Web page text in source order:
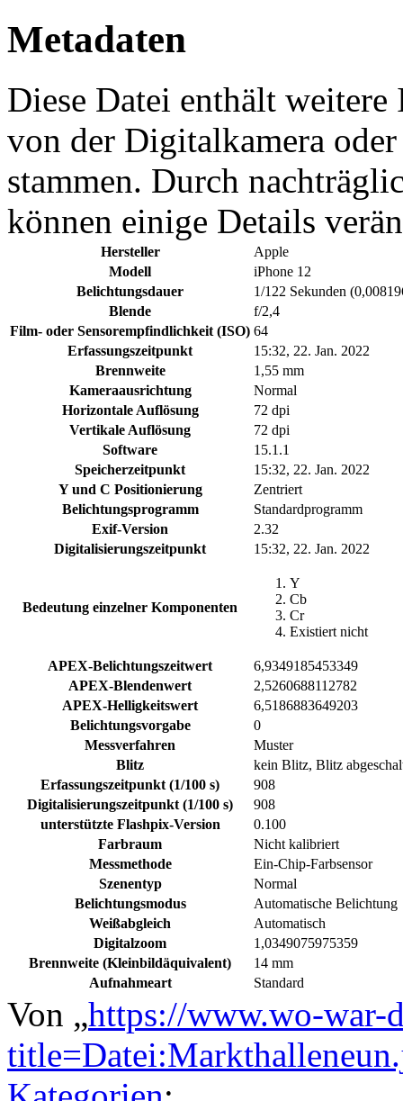
Metadaten
Diese Datei enthält
von der Digitalkamera
stammen. Durch
können einige Details
Hersteller
Apple
Modell
iPhone 12
Belichtungsdauer
1/122 Sekunden
Blende
f/2,4
Film- oder Sensorempfindlichkeit (ISO) 64
Erfassungszeitpunkt
15:32, 22. Jan. 2022
Brennweite
1,55 mm
Kameraausrichtung
Normal
Horizontale Auflösung
72 dpi
Vertikale Auflösung
72 dpi
Software
15.1.1
Speicherzeitpunkt
15:32, 22. Jan. 2022
Y und C Positionierung
Zentriert
Belichtungsprogramm
Standardprogramm
Exif-Version
2.32
Digitalisierungszeitpunkt
15:32, 22. Jan. 2022
Bedeutung einzelner Komponenten
Y
Cb
Cr
Existiert nicht
APEX-Belichtungszeitwert
6,9349185453349
APEX-Blendenwert
2,5260688112782
APEX-Helligkeitswert
6,5186883649203
Belichtungsvorgabe
0
Messverfahren
Muster
Blitz
kein Blitz, Blitz
Erfassungszeitpunkt (1/100 s)
908
Digitalisierungszeitpunkt (1/100 s)
908
unterstützte Flashpix-Version
0.100
Farbraum
Nicht kalibriert
Messmethode
Ein-Chip-Farbsensor
Szenentyp
Normal
Belichtungsmodus
Automatische Belichtung
Weißabgleich
Automatisch
Digitalzoom
1,0349075975359
Brennweite (Kleinbildäquivalent)
14 mm
Aufnahmeart
Standard
Von „https://www.wo-war-